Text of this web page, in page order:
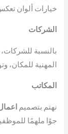
خيارات ألوان
الشركات
بالنسبة
المهنية للمكان،
المكاتب
نهتم بتصميم
جوًا ملهمًا